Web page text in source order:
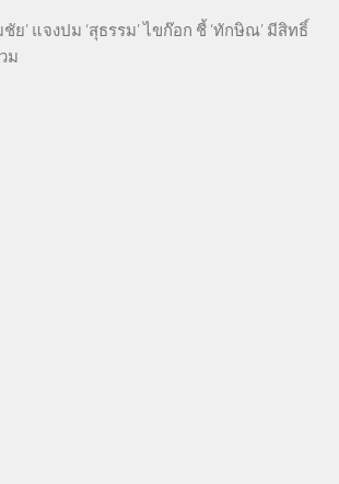
ชัย’ แจงปม ‘สุธรรม’ ไขก๊อก ชี้ ‘ทักษิณ’ มีสิทธิ์
ม